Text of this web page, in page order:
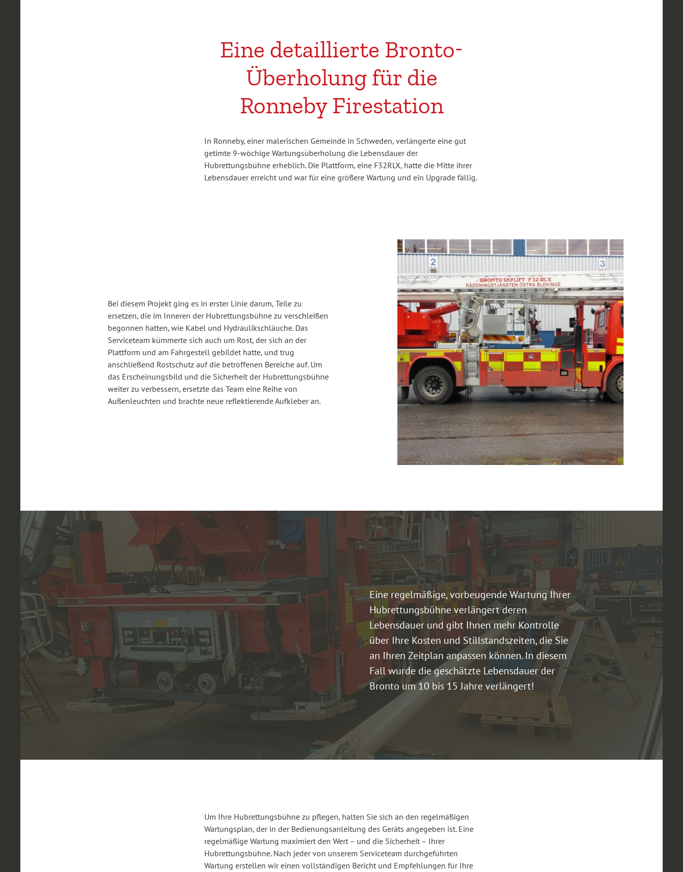
Eine detaillierte Bronto-
Überholung für die
Ronneby Firestation
In Ronneby, einer malerischen Gemeinde in Schweden, verlängerte eine gut
getimte 9-wöchige Wartungsüberholung die Lebensdauer der
Hubrettungsbühne erheblich. Die Plattform, eine F32RLX, hatte die Mitte ihrer
Lebensdauer erreicht und war für eine größere Wartung und ein Upgrade fällig.
Bei diesem Projekt ging es in erster Linie darum, Teile zu
ersetzen, die im Inneren der Hubrettungsbühne zu verschleißen
begonnen hatten, wie Kabel und Hydraulikschläuche. Das
Serviceteam kümmerte sich auch um Rost, der sich an der
Plattform und am Fahrgestell gebildet hatte, und trug
anschließend Rostschutz auf die betroffenen Bereiche auf. Um
das Erscheinungsbild und die Sicherheit der Hubrettungsbühne
weiter zu verbessern, ersetzte das Team eine Reihe von
Außenleuchten und brachte neue reflektierende Aufkleber an.
Eine regelmäßige, vorbeugende Wartung Ihrer
Hubrettungsbühne verlängert deren
Lebensdauer und gibt Ihnen mehr Kontrolle
über Ihre Kosten und Stillstandszeiten, die Sie
an Ihren Zeitplan anpassen können. In diesem
Fall wurde die geschätzte Lebensdauer der
Bronto um 10 bis 15 Jahre verlängert!
Um Ihre Hubrettungsbühne zu pflegen, halten Sie sich an den regelmäßigen
Wartungsplan, der in der Bedienungsanleitung des Geräts angegeben ist. Eine
regelmäßige Wartung maximiert den Wert – und die Sicherheit – Ihrer
Hubrettungsbühne. Nach jeder von unserem Serviceteam durchgeführten
Wartung erstellen wir einen vollständigen Bericht und Empfehlungen für Ihre